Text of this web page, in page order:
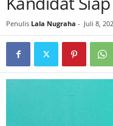
Penulis Lala Nugraha - Juli 8,